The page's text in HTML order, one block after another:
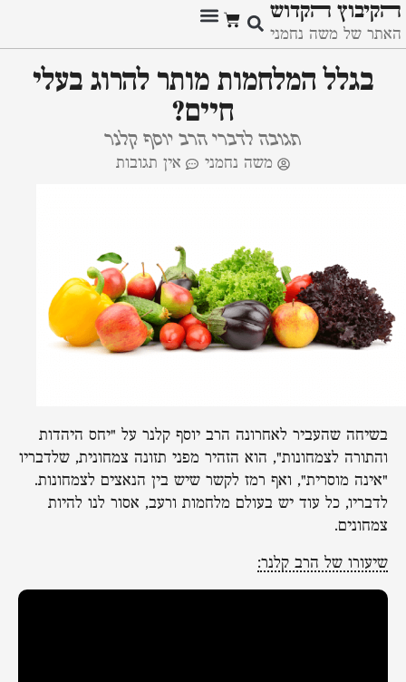
ﬣקיבוץ ﬣקדוש
האתר של משה נחמני
בגלל המלחמות מותר להרוג בעלי
חיים?
תגובה לדברי הרב יוסף קלנר
משה נחמני אין תגובות
בשיחה שהעביר לאחרונה הרב יוסף קלנר על "יחס היהדות
והתורה לצמחונות", הוא הזהיר מפני תזונה צמחונית, שלדבריו
"אינה מוסרית", ואף רמז לקשר שיש בין הנאצים לצמחונות.
לדבריו, כל עוד יש בעולם מלחמות ורעב, אסור לנו להיות
צמחונים.
שיעורו של הרב קלנר: